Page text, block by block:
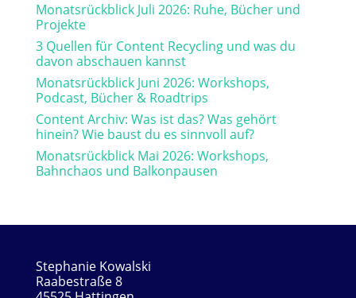
Monatsrückblick Juli 2026: Ruhe, Bücher und
Projekte
3 Quellen für Content Recycling und was du
davon abschauen kannst
Monatsrückblick Juni 2026: Workshops,
Podcast, Bücher & Roadtrips
Content Archiv: Was ist das? Was gehört
hinein? Wie baust du es sinnvoll auf?
Monatsrückblick Mai 2026: Workshops,
Bahnchaos und Balkonpausen
Stephanie Kowalski
Raabestraße 8